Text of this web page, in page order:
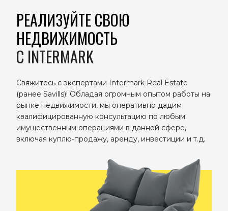
РЕАЛИЗУЙТЕ СВОЮ
НЕДВИЖИМОСТЬ
C INTERMARK
Свяжитесь с экспертами Intermark Real Estate
(ранее Savills)! Обладая огромным опытом работы на
рынке недвижимости, мы оперативно дадим
квалифицированную консультацию по любым
имущественным операциями в данной сфере,
включая куплю-продажу, аренду, инвестиции и т.д.